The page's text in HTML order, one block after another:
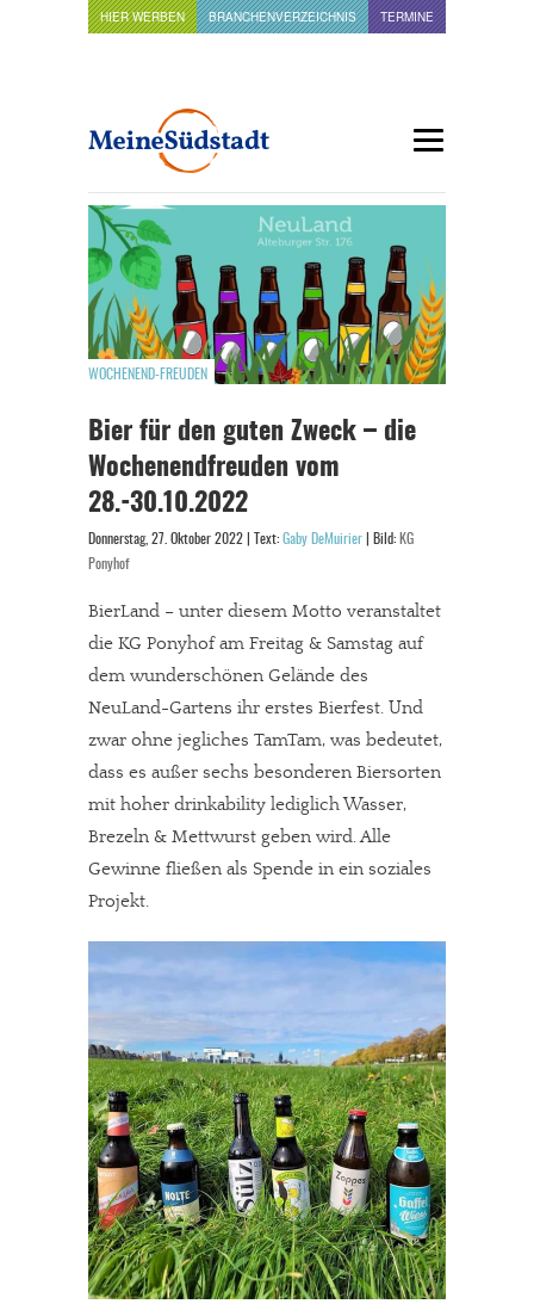
HIER WERBEN BRANCHENVERZEICHNIS TERMINE
WOCHENEND-FREUDEN
Bier für den guten Zweck – die
Wochenendfreuden vom
28.-30.10.2022
Donnerstag, 27. Oktober 2022 | Text: Gaby DeMuirier | Bild: KG
Ponyhof
BierLand – unter diesem Motto veranstaltet
die KG Ponyhof am Freitag & Samstag auf
dem wunderschönen Gelände des
NeuLand-Gartens ihr erstes Bierfest. Und
zwar ohne jegliches TamTam, was bedeutet,
dass es außer sechs besonderen Biersorten
mit hoher drinkability lediglich Wasser,
Brezeln & Mettwurst geben wird. Alle
Gewinne fließen als Spende in ein soziales
Projekt.